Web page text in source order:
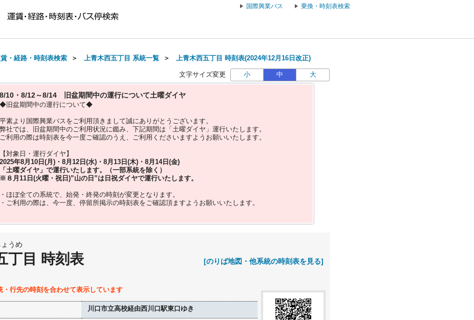
国際興業バス 乗換・時刻表検索
・経路・時刻表検索 ＞ 上青木西五丁目 系統一覧 ＞ 上青木西五丁目 時刻表(2024年12月16日改正)
文字サイズ変更 小 中 大
8/10・8/12～8/14 旧盆期間中の運行について土曜ダイヤ
◆旧盆期間中の運行について◆
平素より国際興業バスをご利用頂きまして誠にありがとうございます。
弊社では、旧盆期間中のご利用状況に鑑み、下記期間は「土曜ダイヤ」運行いたします。
ご利用の際は時刻表を今一度ご確認のうえ、ご利用くださいますようお願いいたします。
【対象日・運行ダイヤ】
2025年8月10日(月)・8月12日(水)・8月13日(木)・8月14日(金)
「土曜ダイヤ」 で運行いたします。（一部系統を除く）
※８月11日(火曜・祝日)”山の日 ”は 日祝ダイヤで運行いたします。
・ほぼ全ての系統で、始発・終発の時刻が変更となります。
・ご利用の際は、今一度、 停留所掲示の時刻表をご確認頂ますようお願いいたします。
うめ
丁目 時刻表 [のりば地図・他系統の時刻表を見る]
行先の時刻を合わせて表示しています
川口市立高校経由西川口駅東口ゆき